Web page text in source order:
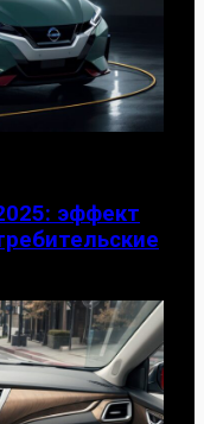
эффект